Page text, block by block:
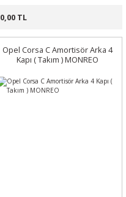
0,00 TL
Opel Corsa C Amortisör Arka 4
Kapı ( Takım ) MONREO